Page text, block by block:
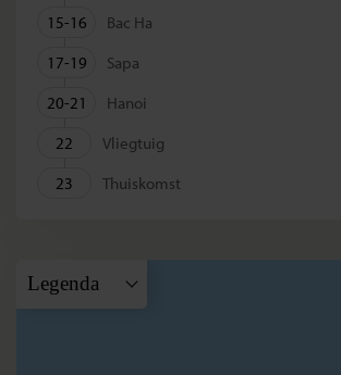
15-16
Bac Ha
17-19
Sapa
20-21
Hanoi
22
Vliegtuig
23
Thuiskomst
Legenda